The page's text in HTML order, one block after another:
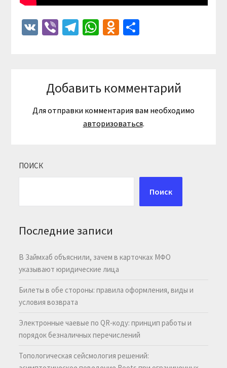
VKViberTelegram
WhatsApp
Odnoklassniki
Отправить
Добавить комментарий
Для отправки комментария вам необходимо
авторизоваться.
ПОИСК
Поиск
Последние записи
В Займхаб объяснили, зачем в карточках МФО
указывают юридические лица
Билеты в обе стороны: правила оформления, виды и
условия возврата
Электронные чаевые по QR-коду: принцип работы и
порядок безналичных перечислений
Топологическая сейсмология решений: